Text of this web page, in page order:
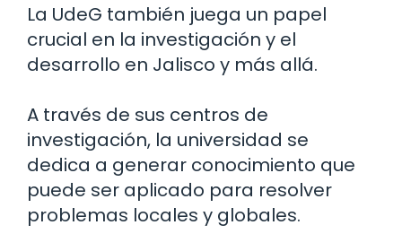
La UdeG también juega un papel
crucial en la investigación y el
desarrollo en Jalisco y más allá.
A través de sus centros de
investigación, la universidad se
dedica a generar conocimiento que
puede ser aplicado para resolver
problemas locales y globales.